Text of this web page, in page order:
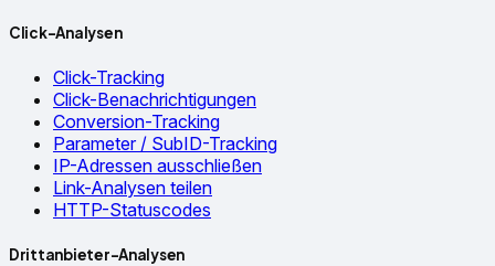
Click-Analysen
Click-Tracking
Click-Benachrichtigungen
Conversion-Tracking
Parameter / SubID-Tracking
IP-Adressen ausschließen
Link-Analysen teilen
HTTP-Statuscodes
Drittanbieter-Analysen